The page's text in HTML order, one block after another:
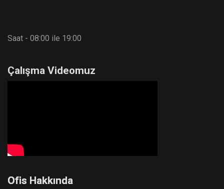
Saat - 08:00 ile 19:00
Çalışma Videomuz
Ofis Hakkında